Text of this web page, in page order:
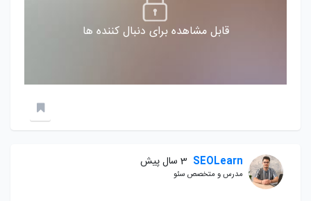
قابل مشاهده برای دنبال کننده ها
SEOLearn 3 سال پیش
مدرس و متخصص سئو